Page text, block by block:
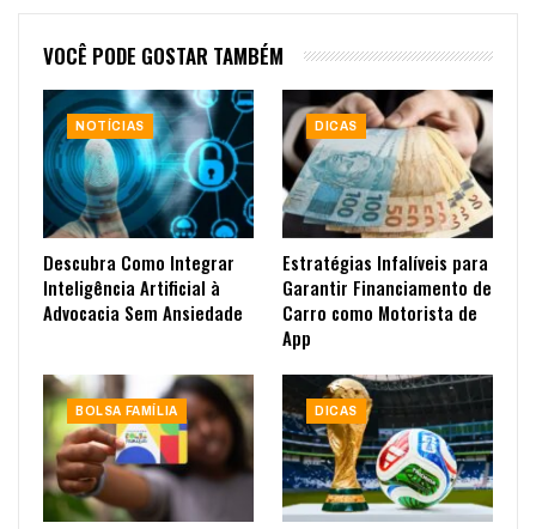
VOCÊ PODE GOSTAR TAMBÉM
NOTÍCIAS
Descubra Como Integrar
Inteligência Artificial à
Advocacia Sem Ansiedade
DICAS
Estratégias Infalíveis para
Garantir Financiamento de
Carro como Motorista de
App
BOLSA FAMÍLIA DICAS